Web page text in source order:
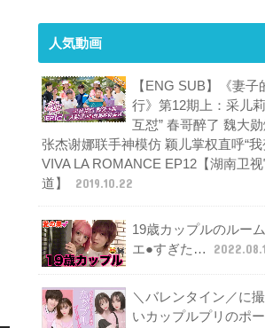
人気動画
【ENG SUB】《妻子
行》第12期上：采儿
互怼” 春哥醉了 魏大
张杰谢娜联手神模仿 颖儿掌权直呼“我
VIVA LA ROMANCE EP12【湖南卫
道】
2019.10.22
19歳カップルのルー
エ●すぎた…
＼バレンタイン／に
いカップルプリのポ